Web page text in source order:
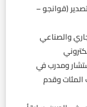
(قوانجو –
والصناعي
ومدرب في
المئات وقدم